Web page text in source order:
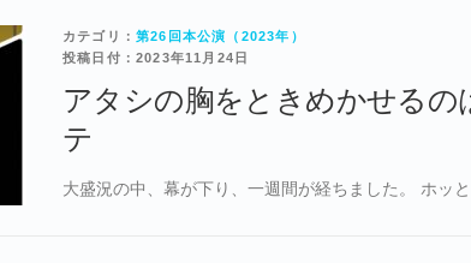
カテゴリ： 第26回本公演（2023年）
投稿日付：2023年11月24日
アタシの胸をときめかせるの
テ
大盛況の中、幕が下り、一週間が経ちました。 ホッ